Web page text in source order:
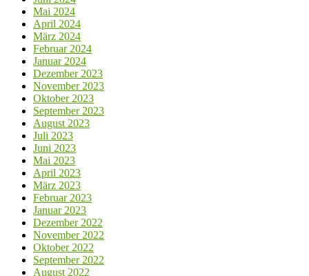
Mai 2024
April 2024
März 2024
Februar 2024
Januar 2024
Dezember 2023
November 2023
Oktober 2023
September 2023
August 2023
Juli 2023
Juni 2023
Mai 2023
April 2023
März 2023
Februar 2023
Januar 2023
Dezember 2022
November 2022
Oktober 2022
September 2022
August 2022